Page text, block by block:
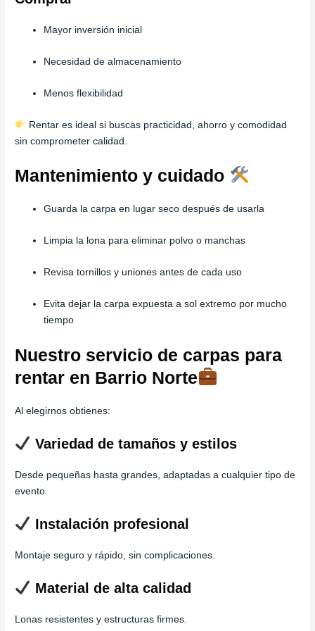
Mayor inversión inicial
Necesidad de almacenamiento
Menos flexibilidad
Rentar es ideal si buscas practicidad, ahorro y comodidad
sin comprometer calidad.
Mantenimiento y cuidado
Guarda la carpa en lugar seco después de usarla
Limpia la lona para eliminar polvo o manchas
Revisa tornillos y uniones antes de cada uso
Evita dejar la carpa expuesta a sol extremo por mucho
tiempo
Nuestro servicio de carpas para
rentar en Barrio Norte
Al elegirnos obtienes:
Variedad de tamaños y estilos
Desde pequeñas hasta grandes, adaptadas a cualquier tipo de
evento.
Instalación profesional
Montaje seguro y rápido, sin complicaciones.
Material de alta calidad
Lonas resistentes y estructuras firmes.